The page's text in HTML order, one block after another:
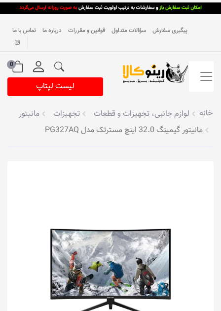
پیگیری سفارش سؤالات متداول قوانین و مقررات درباره ما تماس با ما
0
لیست لپتاپ
خانه لوازم جانبی، تجهیزات و قطعات تجهیزات
مانیتور
مانیتور گیمینگ 32.0 اینچ مسترتک مدل PG327AQ